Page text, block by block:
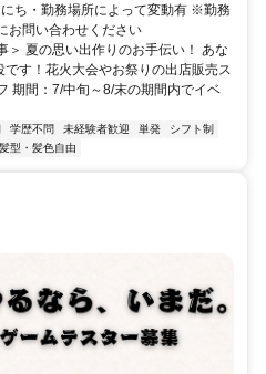
ち・勤務場所によって変動有 ※勤務
お問い合わせください
＞ 夏の思い出作りのお手伝い！ あな
す！花火大会やお祭りの出店販売ス
期間：7/中旬～8/末の期間内でイベ
学歴不問 未経験者歓迎 単発
シフト制
髪型・髪色自由